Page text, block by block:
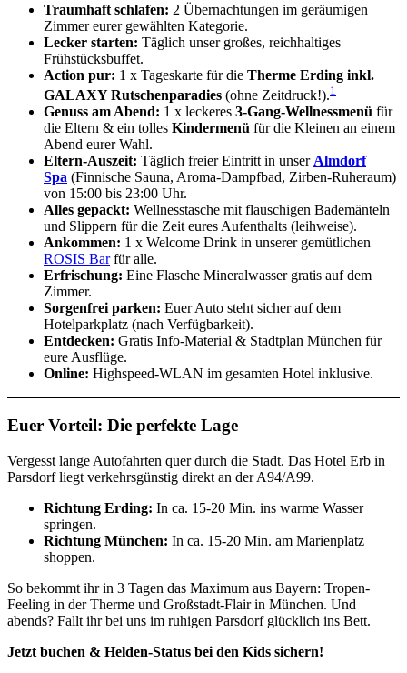
Traumhaft schlafen: 2 Übernachtungen im geräumigen
Zimmer eurer gewählten Kategorie.
Lecker starten: Täglich unser großes, reichhaltiges
Frühstücksbuffet.
Action pur: 1 x Tageskarte für die Therme Erding inkl.
GALAXY Rutschenparadies (ohne Zeitdruck!).1
Genuss am Abend: 1 x leckeres 3-Gang-Wellnessmenü für
die Eltern & ein tolles Kindermenü für die Kleinen an einem
Abend eurer Wahl.
Eltern-Auszeit: Täglich freier Eintritt in unser Almdorf
Spa (Finnische Sauna, Aroma-Dampfbad, Zirben-Ruheraum)
von 15:00 bis 23:00 Uhr.
Alles gepackt: Wellnesstasche mit flauschigen Bademänteln
und Slippern für die Zeit eures Aufenthalts (leihweise).
Ankommen: 1 x Welcome Drink in unserer gemütlichen
ROSIS Barfür alle.
Erfrischung: Eine Flasche Mineralwasser gratis auf dem
Zimmer.
Sorgenfrei parken: Euer Auto steht sicher auf dem
Hotelparkplatz (nach Verfügbarkeit).
Entdecken: Gratis Info-Material & Stadtplan München für
eure Ausflüge.
Online: Highspeed-WLAN im gesamten Hotel inklusive.
Euer Vorteil: Die perfekte Lage
Vergesst lange Autofahrten quer durch die Stadt. Das Hotel Erb in
Parsdorf liegt verkehrsgünstig direkt an der A94/A99.
Richtung Erding: In ca. 15-20 Min. ins warme Wasser
springen.
Richtung München: In ca. 15-20 Min. am Marienplatz
shoppen.
So bekommt ihr in 3 Tagen das Maximum aus Bayern: Tropen-
Feeling in der Therme und Großstadt-Flair in München. Und
abends? Fallt ihr bei uns im ruhigen Parsdorf glücklich ins Bett.
Jetzt buchen & Helden-Status bei den Kids sichern!